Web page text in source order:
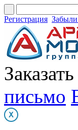
Регистрация
письмо